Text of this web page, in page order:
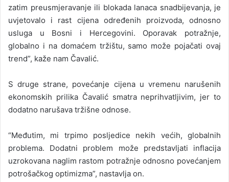
zatim preusmjeravanje ili blokada lanaca snadbijevanja, je
uvjetovalo i rast cijena određenih proizvoda, odnosno
usluga u Bosni i Hercegovini. Oporavak potražnje,
globalno i na domaćem tržištu, samo može pojačati ovaj
trend”, kaže nam Čavalić.
S druge strane, povećanje cijena u vremenu narušenih
ekonomskih prilika Čavalić smatra neprihvatljivim, jer to
dodatno narušava tržišne odnose.
“Međutim, mi trpimo posljedice nekih većih, globalnih
problema. Dodatni problem može predstavljati inflacija
uzrokovana naglim rastom potražnje odnosno povećanjem
potrošačkog optimizma”, nastavlja on.